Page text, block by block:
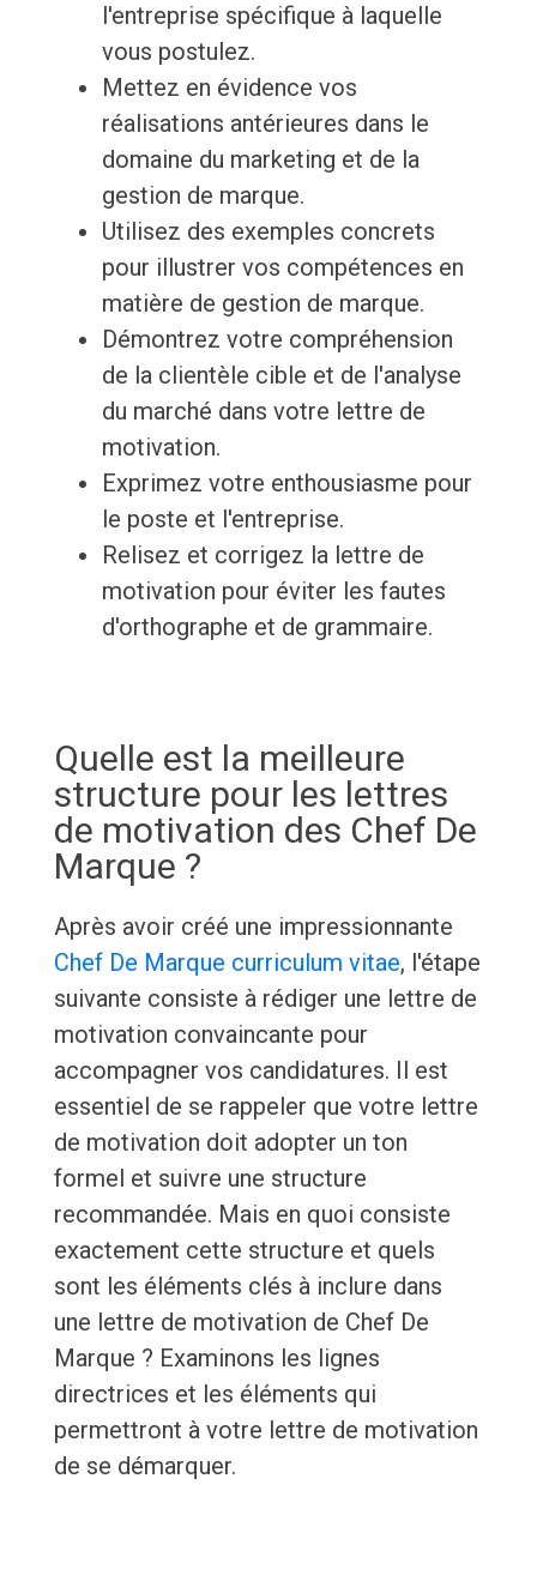
l'entreprise spécifique à laquelle
vous postulez.
Mettez en évidence vos
réalisations antérieures dans le
domaine du marketing et de la
gestion de marque.
Utilisez des exemples concrets
pour illustrer vos compétences en
matière de gestion de marque.
Démontrez votre compréhension
de la clientèle cible et de l'analyse
du marché dans votre lettre de
motivation.
Exprimez votre enthousiasme pour
le poste et l'entreprise.
Relisez et corrigez la lettre de
motivation pour éviter les fautes
d'orthographe et de grammaire.
Quelle est la meilleure
structure pour les lettres
de motivation des Chef De
Marque ?
Après avoir créé une impressionnante
Chef De Marque curriculum vitae, l'étape
suivante consiste à rédiger une lettre de
motivation convaincante pour
accompagner vos candidatures. Il est
essentiel de se rappeler que votre lettre
de motivation doit adopter un ton
formel et suivre une structure
recommandée. Mais en quoi consiste
exactement cette structure et quels
sont les éléments clés à inclure dans
une lettre de motivation de Chef De
Marque ? Examinons les lignes
directrices et les éléments qui
permettront à votre lettre de motivation
de se démarquer.